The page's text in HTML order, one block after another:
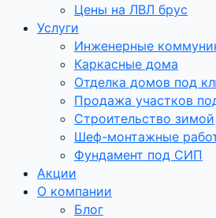
Цены на ЛВЛ брус
Услуги
Инженерные
Каркасные дома
Отделка домов под
Продажа участков
Строительство зимой
Шеф-монтажные
Фундамент под СИП
Акции
О компании
Блог